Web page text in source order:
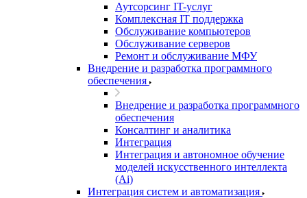
Аутсорсинг IT-услуг
Комплексная IT поддержка
Обслуживание компьютеров
Обслуживание серверов
Ремонт и обслуживание МФУ
Внедрение и разработка программного
обеспечения
Внедрение и разработка программного
обеспечения
Консалтинг и аналитика
Интеграция
Интеграция и автономное обучение
моделей искусственного интеллекта
(Ai)
Интеграция систем и автоматизация